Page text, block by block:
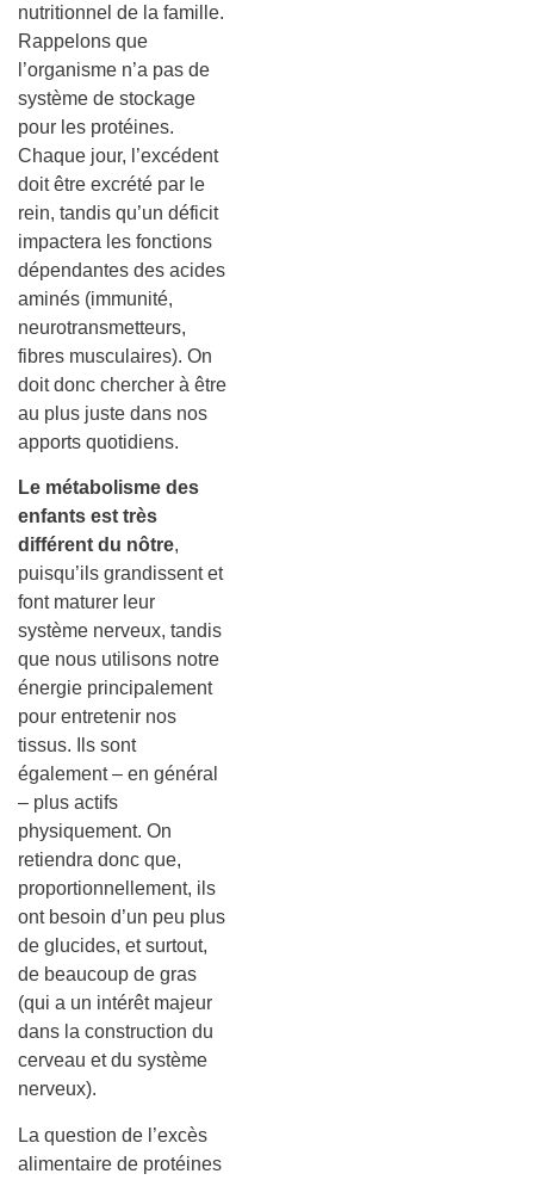
nutritionnel de la famille.
Rappelons que
l’organisme n’a pas de
système de stockage
pour les protéines.
Chaque jour, l’excédent
doit être excrété par le
rein, tandis qu’un déficit
impactera les fonctions
dépendantes des acides
aminés (immunité,
neurotransmetteurs,
fibres musculaires). On
doit donc chercher à être
au plus juste dans nos
apports quotidiens.
Le métabolisme des
enfants est très
différent du nôtre,
puisqu’ils grandissent et
font maturer leur
système nerveux, tandis
que nous utilisons notre
énergie principalement
pour entretenir nos
tissus. Ils sont
également – en général
– plus actifs
physiquement. On
retiendra donc que,
proportionnellement, ils
ont besoin d’un peu plus
de glucides, et surtout,
de beaucoup de gras
(qui a un intérêt majeur
dans la construction du
cerveau et du système
nerveux).
La question de l’excès
alimentaire de protéines